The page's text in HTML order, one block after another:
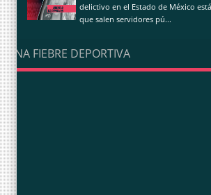
delictivo en el Estado de México
que salen servidores pú...
UNA FIEBRE DEPORTIVA